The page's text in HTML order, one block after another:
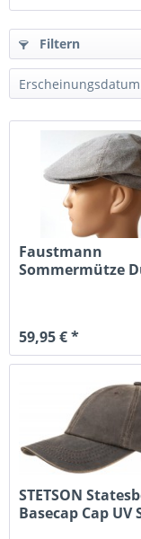
Filtern
Faustmann
Sommermütze
59,95 € *
STETSON
Basecap Cap UV